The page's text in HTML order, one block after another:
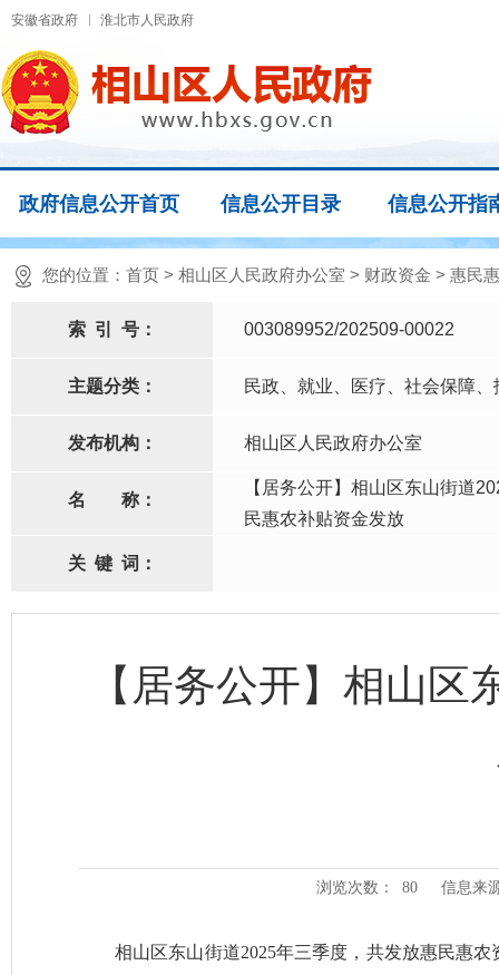
安徽省政府 淮北市人民政府
政府信息公开首页 信息公开目录 信息公开指
您的位置： 首页 > 相山区人民政府办公室 > 财政资金 > 惠民
索 引 号： 003089952/202509-00022
主题分类： 民政、就业、医疗、社会保障、
发布机构： 相山区人民政府办公室
名 称：
【居务公开】相山区东山街道
民惠农补贴资金发放
关 键 词：
【居务公开】相山
浏览次数： 80 信息来
相山区东山街道2025年三季度，共发放惠民惠